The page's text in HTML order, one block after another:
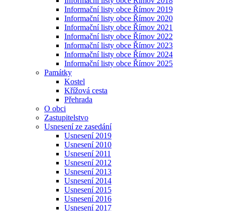
Informační listy obce Římov 2019
Informační listy obce Římov 2020
Informační listy obce Římov 2021
Informační listy obce Římov 2022
Informační listy obce Římov 2023
Informační listy obce Římov 2024
Informační listy obce Římov 2025
Památky
Kostel
Křížová cesta
Přehrada
O obci
Zastupitelstvo
Usnesení ze zasedání
Usnesení 2019
Usnesení 2010
Usnesení 2011
Usnesení 2012
Usnesení 2013
Usnesení 2014
Usnesení 2015
Usnesení 2016
Usnesení 2017